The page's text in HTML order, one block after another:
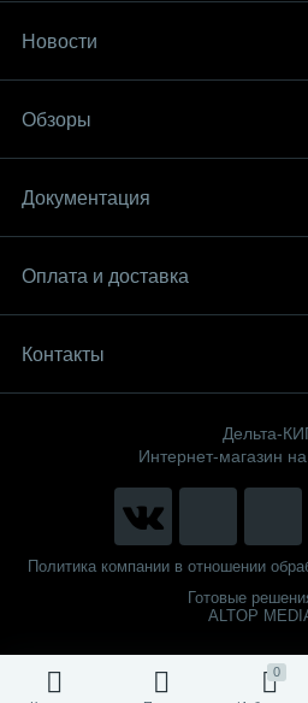
0
Новости
Обзоры
Документация
Оплата и доставка
Контакты
Дельта-
Интернет-магазин
Политика компании в отношении
Готовые
ALTOP